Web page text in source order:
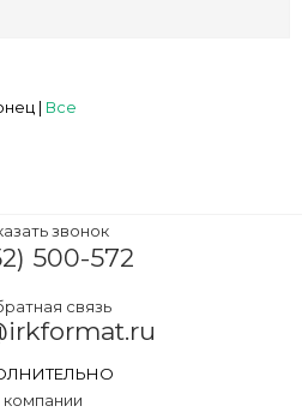
| Все
звонок
500-572
связь